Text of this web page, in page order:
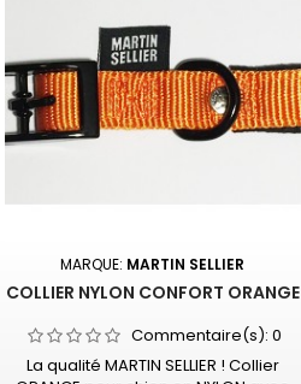
MARQUE: MARTIN SELLIER
COLLIER NYLON CONFORT ORANGE
Commentaire(s): 0
La qualité MARTIN SELLIER ! Collier